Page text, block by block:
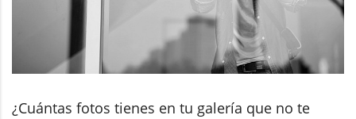
¿Cuántas fotos tienes en tu galería que no te